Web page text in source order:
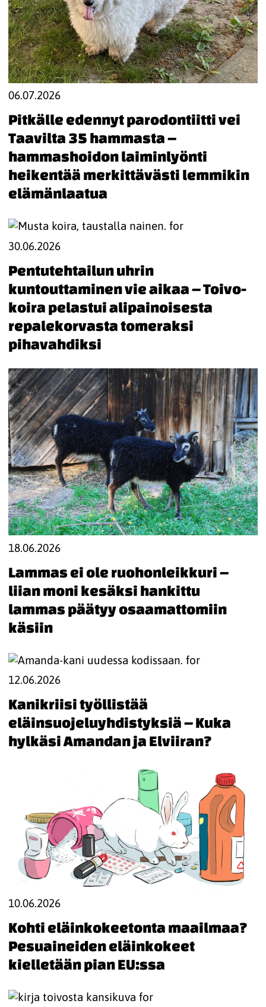
06.07.2026
Pitkälle edennyt parodontiitti vei
Taavilta 35 hammasta –
hammashoidon laiminlyönti
heikentää merkittävästi lemmikin
elämänlaatua
30.06.2026
Pentutehtailun uhrin
kuntouttaminen vie aikaa – Toivo-
koira pelastui alipainoisesta
repalekorvasta tomeraksi
pihavahdiksi
18.06.2026
Lammas ei ole ruohonleikkuri –
liian moni kesäksi hankittu
lammas päätyy osaamattomiin
käsiin
12.06.2026
Kanikriisi työllistää
eläinsuojeluyhdistyksiä – Kuka
hylkäsi Amandan ja Elviiran?
10.06.2026
Kohti eläinkokeetonta maailmaa?
Pesuaineiden eläinkokeet
kielletään pian EU:ssa